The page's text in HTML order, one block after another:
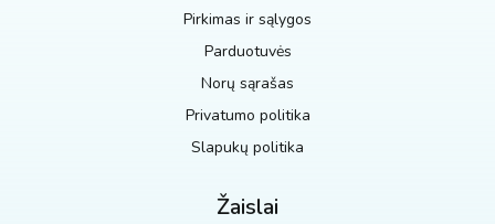
Pirkimas ir sąlygos
Parduotuvės
Norų sąrašas
Privatumo politika
Slapukų politika
Žaislai